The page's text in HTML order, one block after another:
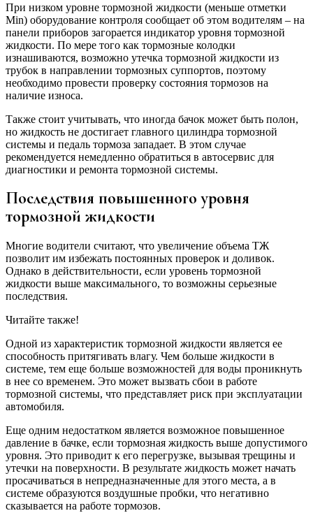
При низком уровне тормозной жидкости (меньше отметки
Min) оборудование контроля сообщает об этом водителям – на
панели приборов загорается индикатор уровня тормозной
жидкости. По мере того как тормозные колодки
изнашиваются, возможно утечка тормозной жидкости из
трубок в направлении тормозных суппортов, поэтому
необходимо провести проверку состояния тормозов на
наличие износа.
Также стоит учитывать, что иногда бачок может быть полон,
но жидкость не достигает главного цилиндра тормозной
системы и педаль тормоза западает. В этом случае
рекомендуется немедленно обратиться в автосервис для
диагностики и ремонта тормозной системы.
Последствия повышенного уровня
тормозной жидкости
Многие водители считают, что увеличение объема ТЖ
позволит им избежать постоянных проверок и доливок.
Однако в действительности, если уровень тормозной
жидкости выше максимального, то возможны серьезные
последствия.
Читайте также!
Одной из характеристик тормозной жидкости является ее
способность притягивать влагу. Чем больше жидкости в
системе, тем еще больше возможностей для воды проникнуть
в нее со временем. Это может вызвать сбои в работе
тормозной системы, что представляет риск при эксплуатации
автомобиля.
Еще одним недостатком является возможное повышенное
давление в бачке, если тормозная жидкость выше допустимого
уровня. Это приводит к его перегрузке, вызывая трещины и
утечки на поверхности. В результате жидкость может начать
просачиваться в непредназначенные для этого места, а в
системе образуются воздушные пробки, что негативно
сказывается на работе тормозов.